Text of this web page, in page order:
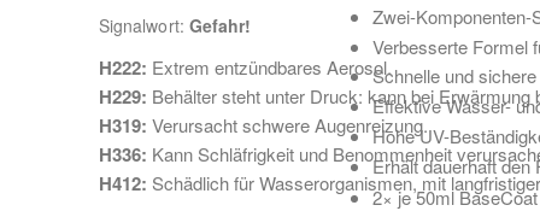
Signalwort: Gefahr!
H222: Extrem entzündbares Aerosol.
H229: Behälter steht unter Druck: kann bei Erwärmung
H319: Verursacht schwere Augenreizung.
H336: Kann Schläfrigkeit und Benommenheit
H412: Schädlich für Wasserorganismen, mit
Zwei-
Verbesserte Formel
Schnelle und
Effektive Wasser-
Hohe UV-
Erhält dauerhaft den
2× je 50ml